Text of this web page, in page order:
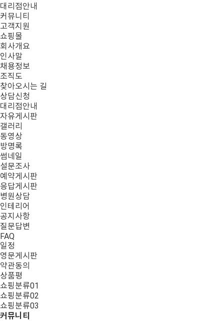
대리점안내
커뮤니티
고객지원
쇼핑몰
회사개요
인사말
채용정보
조직도
찾아오시는 길
상담신청
대리점안내
자유게시판
갤러리
동영상
방명록
썸네일
설문조사
예약게시판
응답게시판
병원상담
인테리어
공지사항
질문답변
FAQ
일정
영문게시판
약관동의
상품평
쇼핑분류01
쇼핑분류02
쇼핑분류03
커뮤니티